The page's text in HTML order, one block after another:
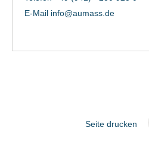
E-Mail info@aumass.de
Seite drucken